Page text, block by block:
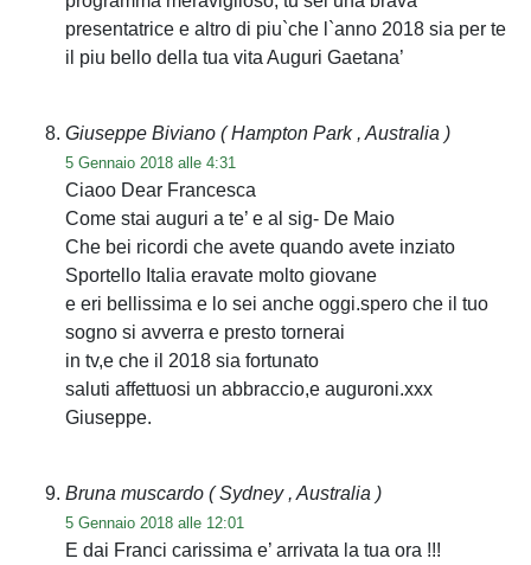
presentatrice e altro di piu`che l`anno 2018 sia per te
il piu bello della tua vita Auguri Gaetana’
Giuseppe Biviano ( Hampton Park , Australia )
5 Gennaio 2018 alle 4:31
Ciaoo Dear Francesca
Come stai auguri a te’ e al sig- De Maio
Che bei ricordi che avete quando avete inziato
Sportello Italia eravate molto giovane
e eri bellissima e lo sei anche oggi.spero che il tuo
sogno si avverra e presto tornerai
in tv,e che il 2018 sia fortunato
saluti affettuosi un abbraccio,e auguroni.xxx
Giuseppe.
Bruna muscardo ( Sydney , Australia )
5 Gennaio 2018 alle 12:01
E dai Franci carissima e’ arrivata la tua ora !!!